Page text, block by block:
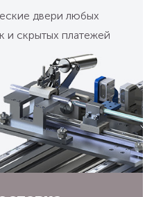
двери любых
и скрытых платежей